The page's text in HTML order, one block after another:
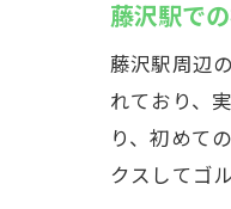
藤沢駅で
藤沢駅周辺
れており、
り、初めて
クスしてゴ